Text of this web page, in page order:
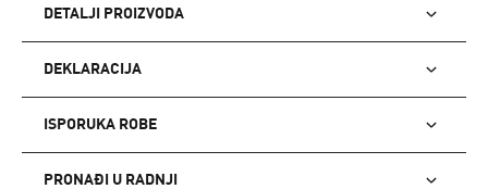
DETALJI PROIZVODA
DEKLARACIJA
ISPORUKA ROBE
PRONAĐI U RADNJI